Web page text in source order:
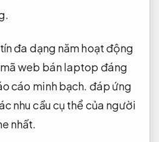
đa dạng năm hoạt động
web bán laptop đáng
cáo minh bạch. đáp ứng
nhu cầu cụ thể của người
nhất.